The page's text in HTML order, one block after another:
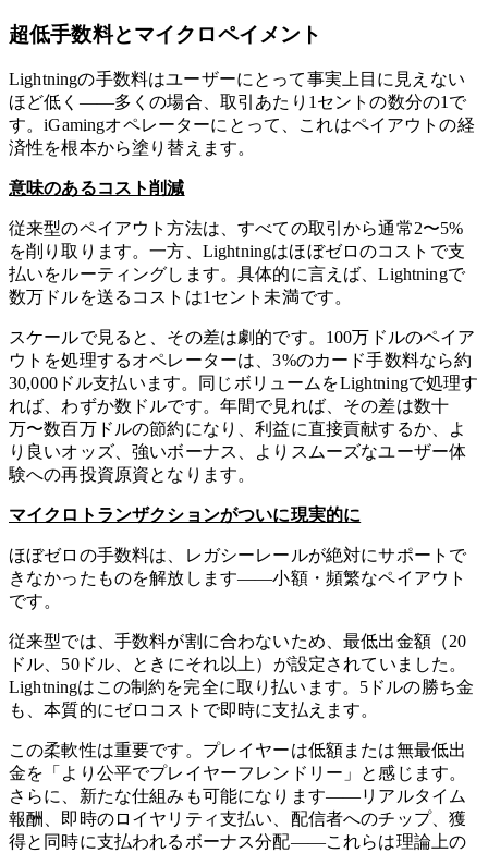
超低手数料とマイクロペイメント
Lightningの手数料はユーザーにとって事実上目に見えない
ほど低く——多くの場合、取引あたり1セントの数分の1で
す。iGamingオペレーターにとって、これはペイアウトの経
済性を根本から塗り替えます。
意味のあるコスト削減
従来型のペイアウト方法は、すべての取引から通常2〜5%
を削り取ります。一方、Lightningはほぼゼロのコストで支
払いをルーティングします。具体的に言えば、Lightningで
数万ドルを送るコストは1セント未満です。
スケールで見ると、その差は劇的です。100万ドルのペイア
ウトを処理するオペレーターは、3%のカード手数料なら約
30,000ドル支払います。同じボリュームをLightningで処理す
れば、わずか数ドルです。年間で見れば、その差は数十
万〜数百万ドルの節約になり、利益に直接貢献するか、よ
り良いオッズ、強いボーナス、よりスムーズなユーザー体
験への再投資原資となります。
マイクロトランザクションがついに現実的に
ほぼゼロの手数料は、レガシーレールが絶対にサポートで
きなかったものを解放します——小額・頻繁なペイアウト
です。
従来型では、手数料が割に合わないため、最低出金額（20
ドル、50ドル、ときにそれ以上）が設定されていました。
Lightningはこの制約を完全に取り払います。5ドルの勝ち金
も、本質的にゼロコストで即時に支払えます。
この柔軟性は重要です。プレイヤーは低額または無最低出
金を「より公平でプレイヤーフレンドリー」と感じます。
さらに、新たな仕組みも可能になります——リアルタイム
報酬、即時のロイヤリティ支払い、配信者へのチップ、獲
得と同時に支払われるボーナス分配——これらは理論上の